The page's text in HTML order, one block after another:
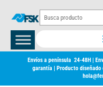
Envíos a península 24-48H |
garantía | Producto diseñado